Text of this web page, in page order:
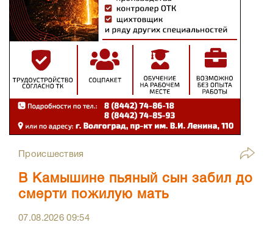
Происшествия
В Камышине пьяный сын забил до
смерти пожилую мать
07.08.202609:54